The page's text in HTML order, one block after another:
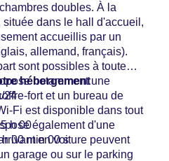
doubles. À la
dans le hall d'accueil,
accueillis par un
allemand, français).
sont possibles à toute
notamment une
fort et un bureau de
Fi est disponible dans tout
également d'une
en voiture peuvent
garage ou sur le parking
hébergement
24
h 00
00 min 00 s